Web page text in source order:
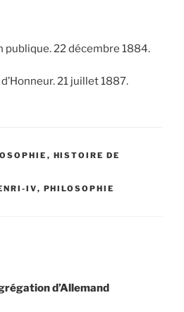
publique. 22 décembre 1884.
21 juillet 1887.
, HISTOIRE DE
IV, PHILOSOPHIE
d’Allemand